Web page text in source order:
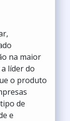
na maior
líder do
o produto
de
e